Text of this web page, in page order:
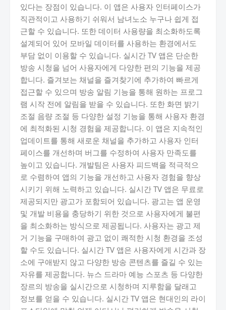
있다는 장점이 있습니다. 이 앱은 사용자 인터페이스가
직관적이고 사용하기 쉬워서 남녀노소 누구나 쉽게 접
근할 수 있습니다. 또한 데이터 사용량을 최소화하도록
설계되어 있어 모바일 데이터를 사용하는 환경에서도
부담 없이 이용할 수 있습니다. 실시간 TV 앱은 단순한
방송 시청을 넘어 사용자에게 다양한 편의 기능을 제공
합니다. 즐겨보는 채널을 즐겨찾기에 추가하여 빠르게
접근할 수 있으며 방송 알림 기능을 통해 원하는 프로그
램 시작 전에 알림을 받을 수 있습니다. 또한 화면 밝기
조절 음량 조절 등 다양한 설정 기능을 통해 사용자 환경
에 최적화된 시청 경험을 제공합니다. 이 앱은 지속적인
업데이트를 통해 새로운 채널을 추가하고 사용자 인터
페이스를 개선하며 버그를 수정하여 사용자 만족도를
높이고 있습니다. 개발팀은 사용자 피드백을 적극적으
로 수렴하여 앱의 기능을 개선하고 사용자 경험을 향상
시키기 위해 노력하고 있습니다. 실시간 TV 앱은 무료로
제공되지만 광고가 포함되어 있습니다. 광고는 앱 운영
및 개발 비용을 충당하기 위한 것으로 사용자에게 불편
을 최소화하는 방식으로 제공됩니다. 사용자는 광고 제
거 기능을 구매하여 광고 없이 쾌적한 시청 환경을 조성
할 수도 있습니다. 실시간 TV 앱은 사용자에게 시간과 장
소에 구애받지 않고 다양한 방송 콘텐츠를 즐길 수 있는
자유를 제공합니다. 뉴스 드라마 예능 스포츠 등 다양한
장르의 방송을 실시간으로 시청하며 지루함을 달래고
정보를 얻을 수 있습니다. 실시간 TV 앱은 현대인의 라이